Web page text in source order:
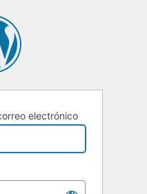
electrónico